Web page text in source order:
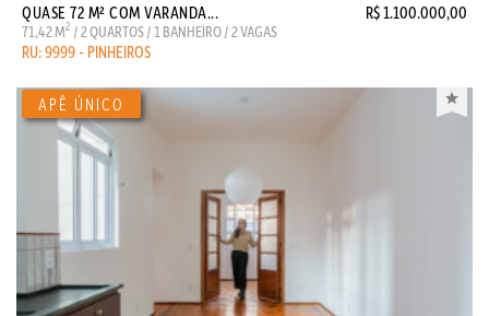
QUASE 72 M² COM VARANDA... R$ 1.100.000,00
71,42 M2 / 2 QUARTOS / 1 BANHEIRO / 2 VAGAS
RU: 9999 - PINHEIROS